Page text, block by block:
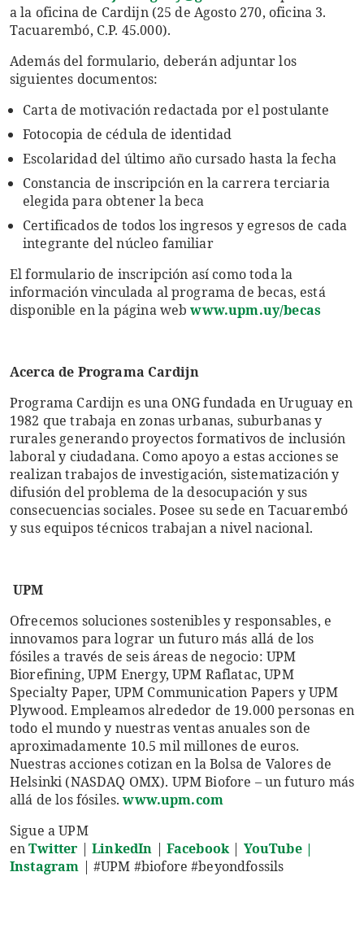
a la oficina de Cardijn (25 de Agosto 270, oficina 3.
Tacuarembó, C.P. 45.000).
Además del formulario, deberán adjuntar los
siguientes documentos:
Carta de motivación redactada por el postulante
Fotocopia de cédula de identidad
Escolaridad del último año cursado hasta la fecha
Constancia de inscripción en la carrera terciaria
elegida para obtener la beca
Certificados de todos los ingresos y egresos de cada
integrante del núcleo familiar
El formulario de inscripción así como toda la
información vinculada al programa de becas, está
disponible en la página webwww.upm.uy/becas
Acerca de Programa Cardijn
Programa Cardijn es una ONG fundada en Uruguay en
1982 que trabaja en zonas urbanas, suburbanas y
rurales generando proyectos formativos de inclusión
laboral y ciudadana. Como apoyo a estas acciones se
realizan trabajos de investigación, sistematización y
difusión del problema de la desocupación y sus
consecuencias sociales. Posee su sede en Tacuarembó
y sus equipos técnicos trabajan a nivel nacional.
UPM
Ofrecemos soluciones sostenibles y responsables, e
innovamos para lograr un futuro más allá de los
fósiles a través de seis áreas de negocio: UPM
Biorefining, UPM Energy, UPM Raflatac, UPM
Specialty Paper, UPM Communication Papers y UPM
Plywood. Empleamos alrededor de 19.000 personas en
todo el mundo y nuestras ventas anuales son de
aproximadamente 10.5 mil millones de euros.
Nuestras acciones cotizan en la Bolsa de Valores de
Helsinki (NASDAQ OMX). UPM Biofore – un futuro más
allá de los fósiles.www.upm.com
Sigue a UPM
enTwitter |LinkedIn | Facebook| YouTube |
Instagram | #UPM #biofore #beyondfossils